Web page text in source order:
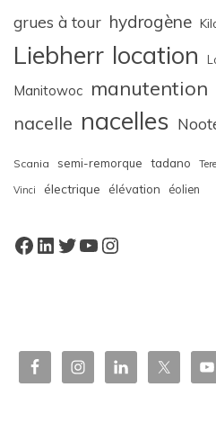
grues à tour hydrogène
Liebherr location
Manitowoc manutention
nacelle nacelles
Scania semi-remorque tadano
Vinci électrique élévation éolien
Facebook
LinkedIn
Twitter
YouTube
Instagram